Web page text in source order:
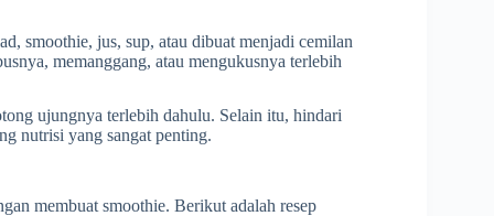
smoothie, jus, sup, atau dibuat menjadi cemilan
memanggang, atau mengukusnya terlebih
ujungnya terlebih dahulu. Selain itu, hindari
nutrisi yang sangat penting.
membuat smoothie. Berikut adalah resep